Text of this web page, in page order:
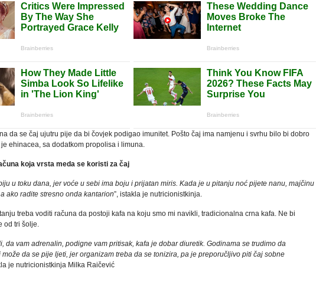
da se čaj ujutru pije da bi čovjek podigao imunitet. Pošto čaj ima namjenu i svrhu bilo bi dobro
ehinacea, sa dodatkom propolisa i limuna.
koja vrsta meda se koristi za čaj
u toku dana, jer voće u sebi ima boju i prijatan miris. Kada je u pitanju noć pijete nanu, majčinu
ako radite stresno onda kantarion”, istakla je nutricionistkinja.
treba voditi računa da postoji kafa na koju smo mi navikli, tradicionalna crna kafa. Ne bi
od tri šolje.
da vam adrenalin, podigne vam pritisak, kafa je dobar diuretik. Godinama se trudimo da
da se pije ljeti, jer organizam treba da se tonizira, pa je preporučljivo piti čaj sobne
je nutricionistkinja Milka Raičević